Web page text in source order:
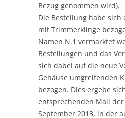
Bezug genommen wird).
Die Bestellung habe
mit Trimmerklinge
Namen N.1 vermarktet
Bestellungen und das
sich dabei auf die neue
Gehäuse umgreifenden
bezogen. Dies ergebe
entsprechenden Mail der
September 2013, in der